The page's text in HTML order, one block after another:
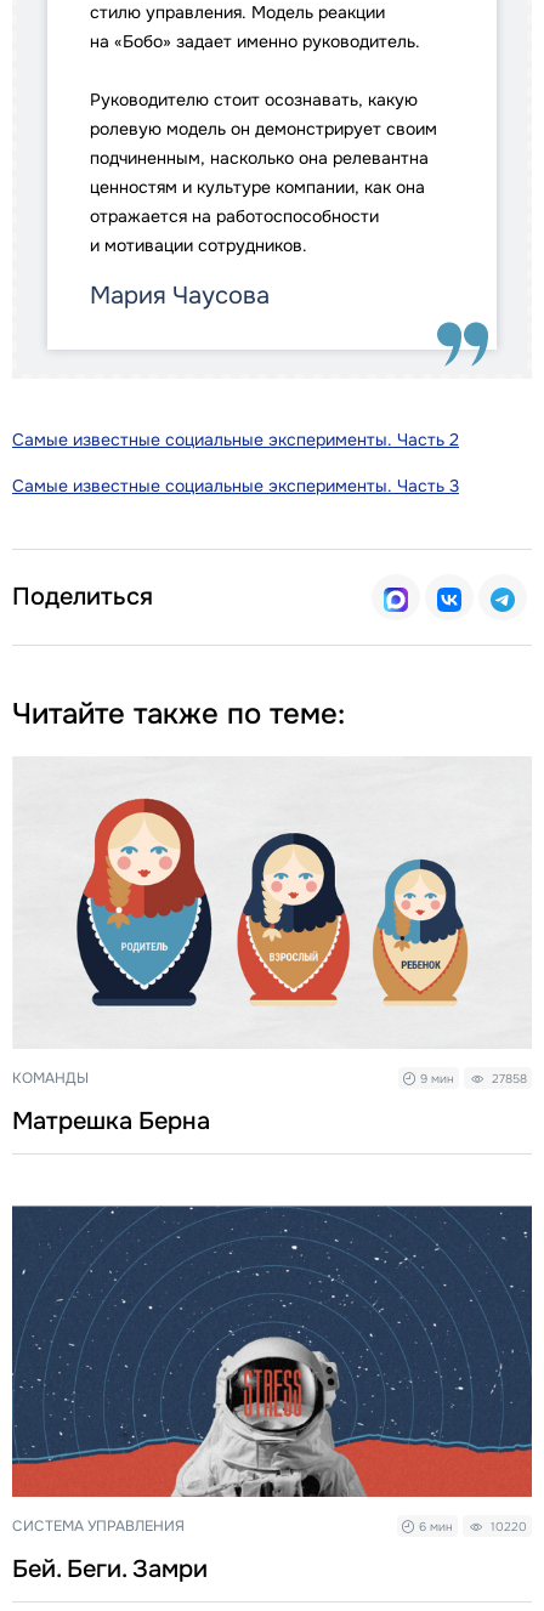
стилю управления. Модель реакции
на «Бобо» задает именно руководитель.
Руководителю стоит осознавать, какую
ролевую модель он демонстрирует своим
подчиненным, насколько она релевантна
ценностям и культуре компании, как она
отражается на работоспособности
и мотивации сотрудников.
Мария Чаусова
Самые известные социальные эксперименты. Часть 2
Самые известные социальные эксперименты. Часть 3
Поделиться
Читайте также по теме:
КОМАНДЫ 9 мин 27858
Матрешка Берна
СИСТЕМА УПРАВЛЕНИЯ 6 мин 10220
Бей. Беги. Замри